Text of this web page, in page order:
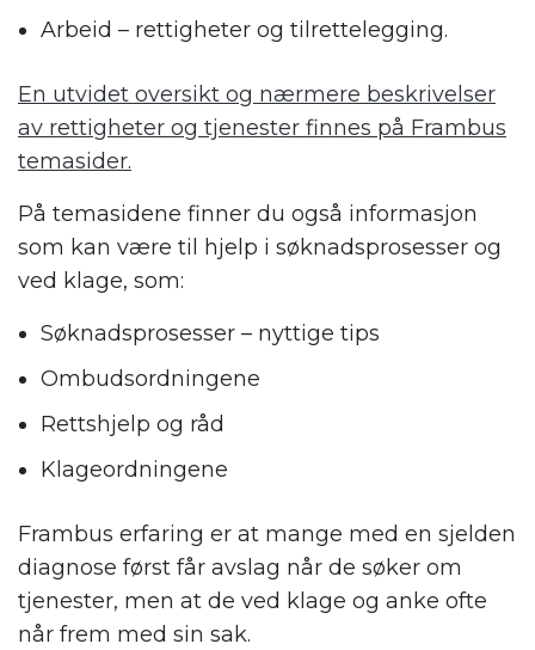
Arbeid – rettigheter og tilrettelegging.
En utvidet oversikt og nærmere beskrivelser
av rettigheter og tjenester finnes på Frambus
temasider.
På temasidene finner du også informasjon
som kan være til hjelp i søknadsprosesser og
ved klage, som:
Søknadsprosesser – nyttige tips
Ombudsordningene
Rettshjelp og råd
Klageordningene
Frambus erfaring er at mange med en sjelden
diagnose først får avslag når de søker om
tjenester, men at de ved klage og anke ofte
når frem med sin sak.